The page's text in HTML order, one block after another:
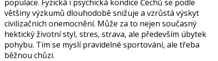
populace. Fyzická i psychická kondice Čechů se podle
většiny výzkumů dlouhodobě snižuje a vzrůstá výskyt
civilizačních onemocnění. Může za to nejen současný
hektický životní styl, stres, strava, ale především úbytek
pohybu. Tím se myslí pravidelné sportování, ale třeba
běžnou chůzi.